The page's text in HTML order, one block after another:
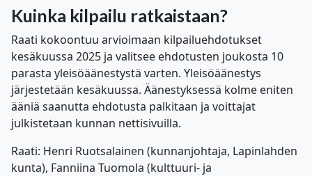
Kuinka kilpailu ratkaistaan?
Raati kokoontuu arvioimaan kilpailuehdotukset
kesäkuussa 2025 ja valitsee ehdotusten joukosta 10
parasta yleisöäänestystä varten. Yleisöäänestys
järjestetään kesäkuussa. Äänestyksessä kolme eniten
ääniä saanutta ehdotusta palkitaan ja voittajat
julkistetaan kunnan nettisivuilla.
Raati: Henri Ruotsalainen (kunnanjohtaja, Lapinlahden
kunta), Fanniina Tuomola (kulttuuri- ja